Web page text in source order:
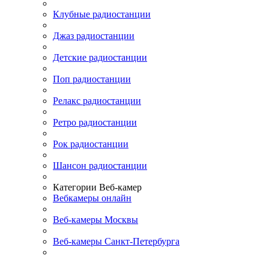
Клубные радиостанции
Джаз радиостанции
Детские радиостанции
Поп радиостанции
Релакс радиостанции
Ретро радиостанции
Рок радиостанции
Шансон радиостанции
Категории Веб-камер
Вебкамеры онлайн
Веб-камеры Москвы
Веб-камеры Санкт-Петербурга